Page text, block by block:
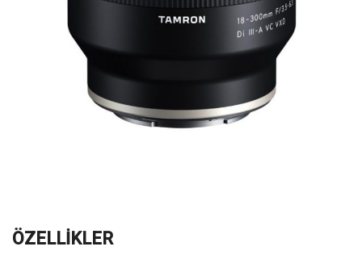
ÖZELLİKLER